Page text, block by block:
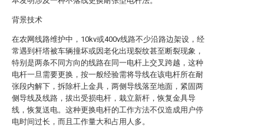
背景技术
在农网线路维护中，10kv或400v线路不少沿路边架设，经
常遇到杆塔被车辆撞坏或因老化出现裂纹甚至断裂现象，
特别是两条不同方向的线路在同一电杆上交叉跨越，这种
电杆一旦需要更换，按一般经验需将导线在该电杆所在耐
张段内解下，拆除杆上金具，两侧导线落至地面，紧固两
侧导线及线路，拔出受损电杆，栽立新杆，恢复金具导
线，恢复送电。这种更换电杆的工作方法不仅造成用户停
电时间过长，而且工作量大和占用人多。